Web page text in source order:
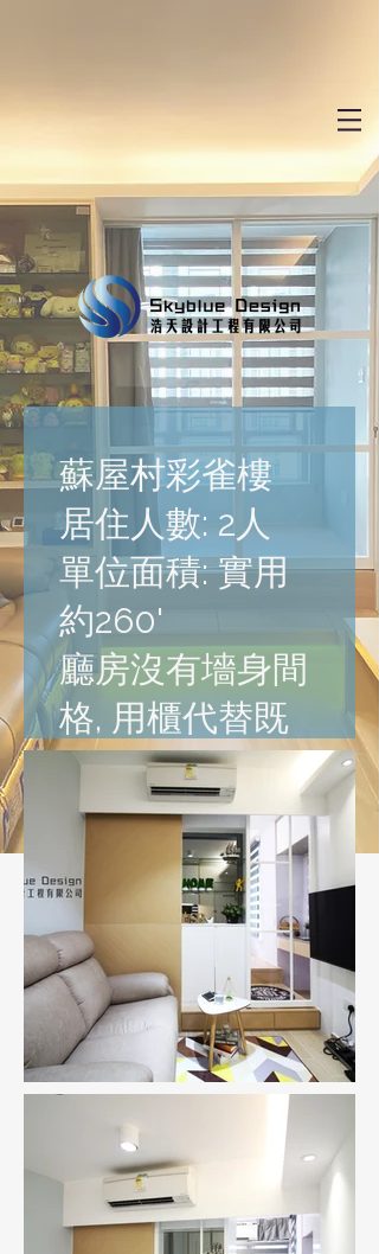
蘇屋村彩雀樓
居住人數: 2人
單位面積: 實用
約260'
廳房沒有墻身間
格, 用櫃代替既
省空間又慳成本